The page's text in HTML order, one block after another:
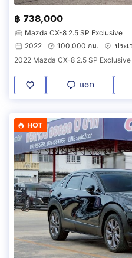
฿ 738,000
Mazda CX-8 2.5 SP Exclusive
2022
100,000 กม.
ประ
2022 Mazda CX-8 2.5 SP
แชท
HOT